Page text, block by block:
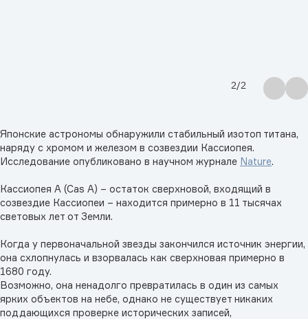
2/2
Японские астрономы обнаружили стабильный изотоп титана,
наряду с хромом и железом в созвездии Кассиопея.
Исследование опубликовано в научном журнале Nature.
Кассиопея A (Cas A) – остаток сверхновой, входящий в
созвездие Кассиопеи – находится примерно в 11 тысячах
световых лет от Земли.
Когда у первоначальной звезды закончился источник энергии,
она схлопнулась и взорвалась как сверхновая примерно в
1680 году.
Возможно, она ненадолго превратилась в один из самых
ярких объектов на небе, однако не существует никаких
поддающихся проверке исторических записей,